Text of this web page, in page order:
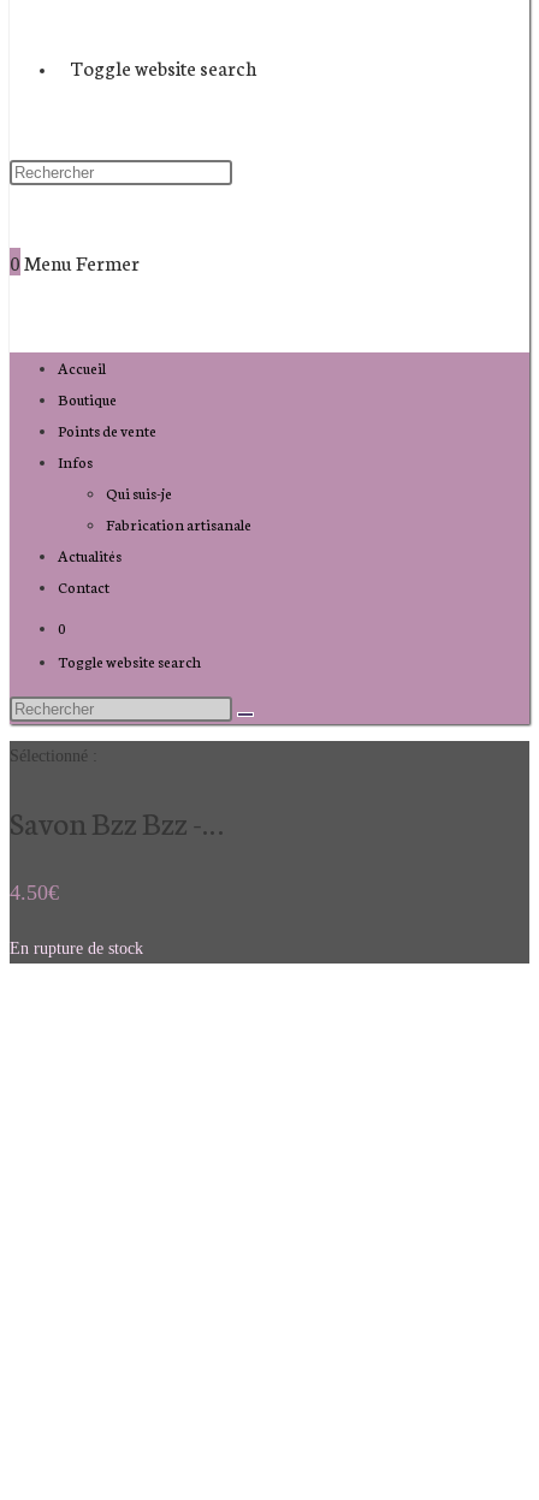
Toggle website search
0Menu Fermer
Accueil
Boutique
Points de vente
Infos
Qui suis-je
Fabrication artisanale
Actualités
Contact
0
Toggle website search
Sélectionné :
Savon Bzz Bzz -…
4.50€
En rupture de stock